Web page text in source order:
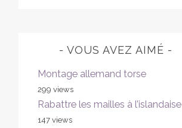
VOUS AVEZ AIMÉ
Montage allemand torse
299 views
Rabattre les mailles à l’islandaise
147 views